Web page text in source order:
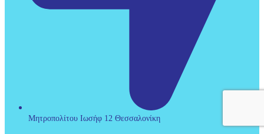
Μητροπολίτου Ιωσήφ 12 Θεσσαλονίκη